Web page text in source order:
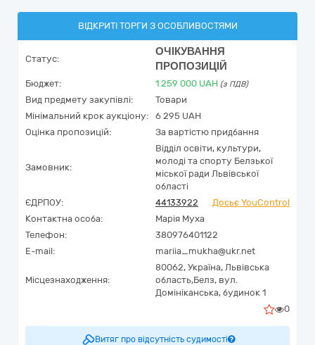
ВІДКРИТІ ТОРГИ З ОСОБЛИВОСТЯМИ
Статус:
ОЧІКУВАННЯ
ПРОПОЗИЦІЙ
Бюджет: 1 259 000 UAH (з ПДВ)
Вид предмету закупівлі:
Товари
Мінімальний крок аукціону:
6 295 UAH
Оцінка пропозицій:
За вартістю придбання
Замовник:
Відділ освіти, культури,
молоді та спорту Белзької
міської ради Львівської
області
ЄДРПОУ:
44133922
Досьє YouControl
Контактна особа:
Марія Муха
Телефон:
380976401122
E-mail:
mariia_mukha@ukr.net
Місцезнаходження:
80062, Україна, Львівська
область,Белз, вул.
Домініканська, будинок 1
0
Витяг про відсутність судимості